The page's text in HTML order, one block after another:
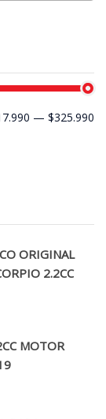
— $325.990
ORIGINAL
2.2CC
MOTOR